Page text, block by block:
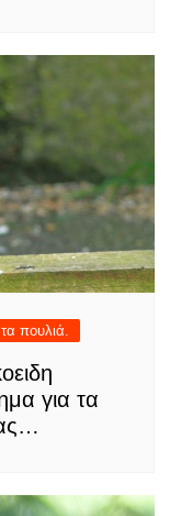
πουλιά.
για τα